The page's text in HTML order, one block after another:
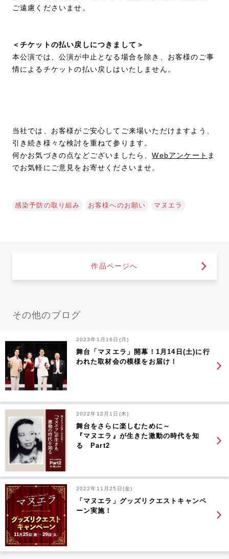
ご遠慮くださいませ。
＜チケットの払い戻しにつきまして＞
本公演では、公演が中止となる場合を除き、お客様のご事
情によるチケットの払い戻しはいたしません。
当社では、お客様がご安心してご来場いただけますよう、
引き続き様々な検討を重ねて参ります。
何かお気づきの点などございましたら、Webアンケート ま
でお気軽にご意見をお寄せくださいませ。
感染予防の取り組み お客様へのお願い マヌエラ
作品ページへ
その他のブログ
2023年1月16日(月)
舞台「マヌエラ」開幕！1月14日(土)に行
われた取材会の模様をお届け！
2022年12月1日(木)
舞台をさらに楽しむために～
『マヌエラ』が生きた激動の時代を知
る Part2
2022年11月25日(金)
「マヌエラ」グッズリクエストキャンペ
ーン実施！